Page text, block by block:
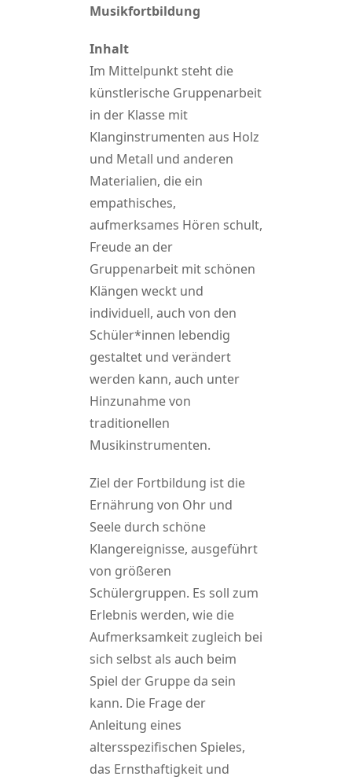
Musikfortbildung
Inhalt
Im Mittelpunkt steht die
künstlerische Gruppenarbeit
in der Klasse mit
Klanginstrumenten aus Holz
und Metall und anderen
Materialien, die ein
empathisches,
aufmerksames Hören schult,
Freude an der
Gruppenarbeit mit schönen
Klängen weckt und
individuell, auch von den
Schüler*innen lebendig
gestaltet und verändert
werden kann, auch unter
Hinzunahme von
traditionellen
Musikinstrumenten.
Ziel der Fortbildung ist die
Ernährung von Ohr und
Seele durch schöne
Klangereignisse, ausgeführt
von größeren
Schülergruppen. Es soll zum
Erlebnis werden, wie die
Aufmerksamkeit zugleich bei
sich selbst als auch beim
Spiel der Gruppe da sein
kann. Die Frage der
Anleitung eines
altersspezifischen Spieles,
das Ernsthaftigkeit und